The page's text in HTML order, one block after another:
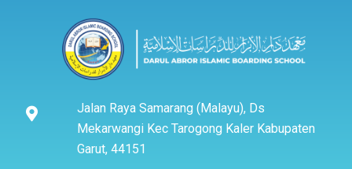
Jalan Raya Samarang (Malayu), Ds
Mekarwangi Kec Tarogong Kaler Kabupaten
Garut, 44151